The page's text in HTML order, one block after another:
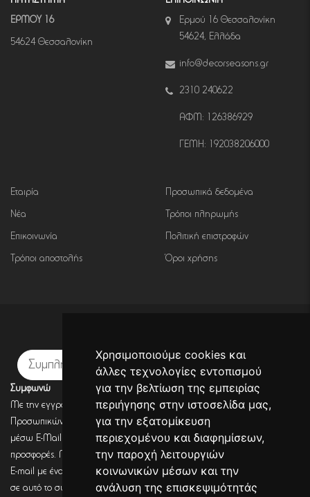
Χρησιμοποιούμε cookies και
άλλες τεχνολογίες εντοπισμού
για την βελτίωση της εμπειρίας
περιήγησης στην ιστοσελίδα μας,
για την εξατομίκευση
περιεχομένου και διαφημίσεων,
την παροχή λειτουργιών
κοινωνικών μέσων και την
ανάλυση της επισκεψιμότητάς
ΕΡΜΟΥ 16
54624 Θεσσαλονίκη
Ερμού 16 Θεσσαλονίκη
54624, Ελλάδα
info@decorseasons.gr
2310 240622
ΑΦΜ: 126386929
ΓΕΜΗ: 192038206000
Εταιρία
Νέα
Επικοινωνία
Τρόποι αποστολής
Προσωπικά δεδομένα
Τρόποι πληρωμής
Πολιτική επιστροφών
Όροι χρήσης
Εγγραφή
Συμφωνώ
Με την εγγραφή σου, συμφωνείς με την Πολιτική Προστασίας
Προσωπικών Δεδομένων και συμφωνείς πως η DECORSEASONS μπορεί
μέσω E-Mail να στέλνει πληροφορίες για σχετικά προϊόντα, τις τρέχουσες
προσφορές. Μετά από έλεγχο από την DECORSEASONS θα λάβεις ένα
E-mail με ένα link επιβεβαίωσης (Double opt-in). Μόνο μετά από κλικ
σε αυτό το σύνδεσμο, η εγγραφή θα έχει ολοκληρωθεί.